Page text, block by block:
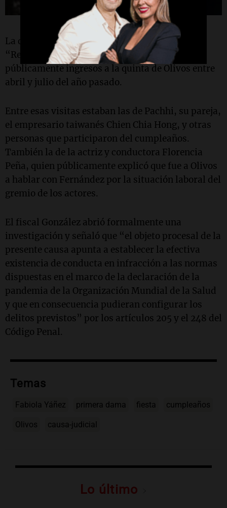
La denuncia fue realizada por la agrupación
“Republicanos Unidos”, cuando se conocieron
públicamente ingresos a la quinta de Olivos entre
abril y julio del año pasado.
Entre esas visitas estaban las de Pachhi, su pareja,
el empresario taiwanés Chien Chia Hong, y otras
personas que participaron del cumpleaños.
También la de la actriz y conductora Florencia
Peña, quien públicamente explicó que fue a Olivos
a hablar con Fernández por la situación laboral del
gremio de los actores.
El fiscal González abrió formalmente una
investigación y señaló que “el objeto procesal de la
presente causa apunta a establecer la efectiva
existencia de conducta en infracción a las normas
dispuestas en el marco de la declaración de la
pandemia de la Organización Mundial de la Salud
y que en consecuencia pudieran configurar los
delitos previstos” por los artículos 205 y el 248 del
Código Penal.
Temas
Fabiola Yáñez primera dama fiesta cumpleaños
Olivos causa-judicial
Lo último